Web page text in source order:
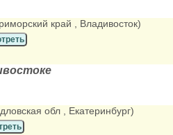
край , Владивосток)
обл , Екатеринбург)